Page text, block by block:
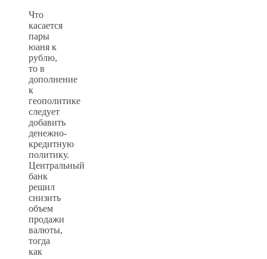
Что
касается
пары
юаня к
рублю,
то в
дополнение
к
геополитике
следует
добавить
денежно-
кредитную
политику.
Центральный
банк
решил
снизить
объем
продажи
валюты,
тогда
как